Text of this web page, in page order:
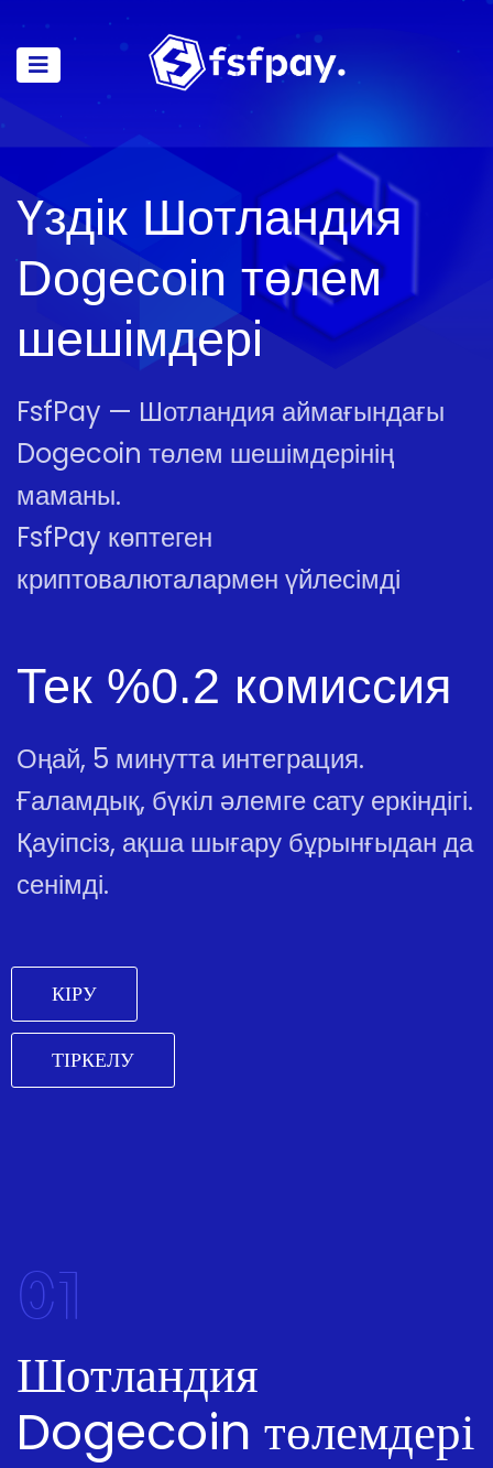
Үздік Шотландия
Dogecoin төлем
шешімдері
FsfPay — Шотландия аймағындағы
Dogecoin төлем шешімдерінің
маманы.
FsfPay көптеген
криптовалюталармен үйлесімді
Тек %0.2 комиссия
Оңай, 5 минутта интеграция.
Ғаламдық, бүкіл әлемге сату еркіндігі.
Қауіпсіз, ақша шығару бұрынғыдан да
сенімді.
КІРУ
ТІРКЕЛУ
01
Шотландия
Dogecoin төлемдері